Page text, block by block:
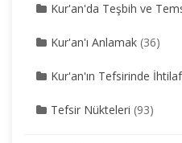
Kur'an'da Teşbih ve
Kur'an'ı Anlamak (36)
Kur'an'ın Tefsirinde İhtilaf
Tefsir Nükteleri (93)